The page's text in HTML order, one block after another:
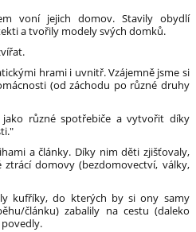
voní jejich domov. Stavily obydlí
a tvořily modely svých domků.
hrami i uvnitř. Vzájemně jsme si
(od záchodu po různé druhy
různé spotřebiče a vytvořit díky
a články. Díky nim děti zjišťovaly,
domovy (bezdomovectví, války,
kufříky, do kterých by si ony samy
článku) zabalily na cestu (daleko